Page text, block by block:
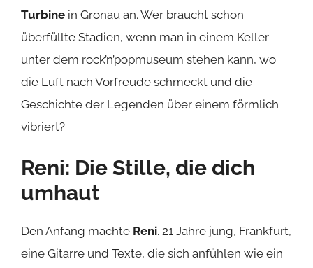
Turbine in Gronau an. Wer braucht schon
überfüllte Stadien, wenn man in einem Keller
unter dem rock’n’popmuseum stehen kann, wo
die Luft nach Vorfreude schmeckt und die
Geschichte der Legenden über einem förmlich
vibriert?
Reni: Die Stille, die dich
umhaut
Den Anfang machte Reni. 21 Jahre jung, Frankfurt,
eine Gitarre und Texte, die sich anfühlen wie ein